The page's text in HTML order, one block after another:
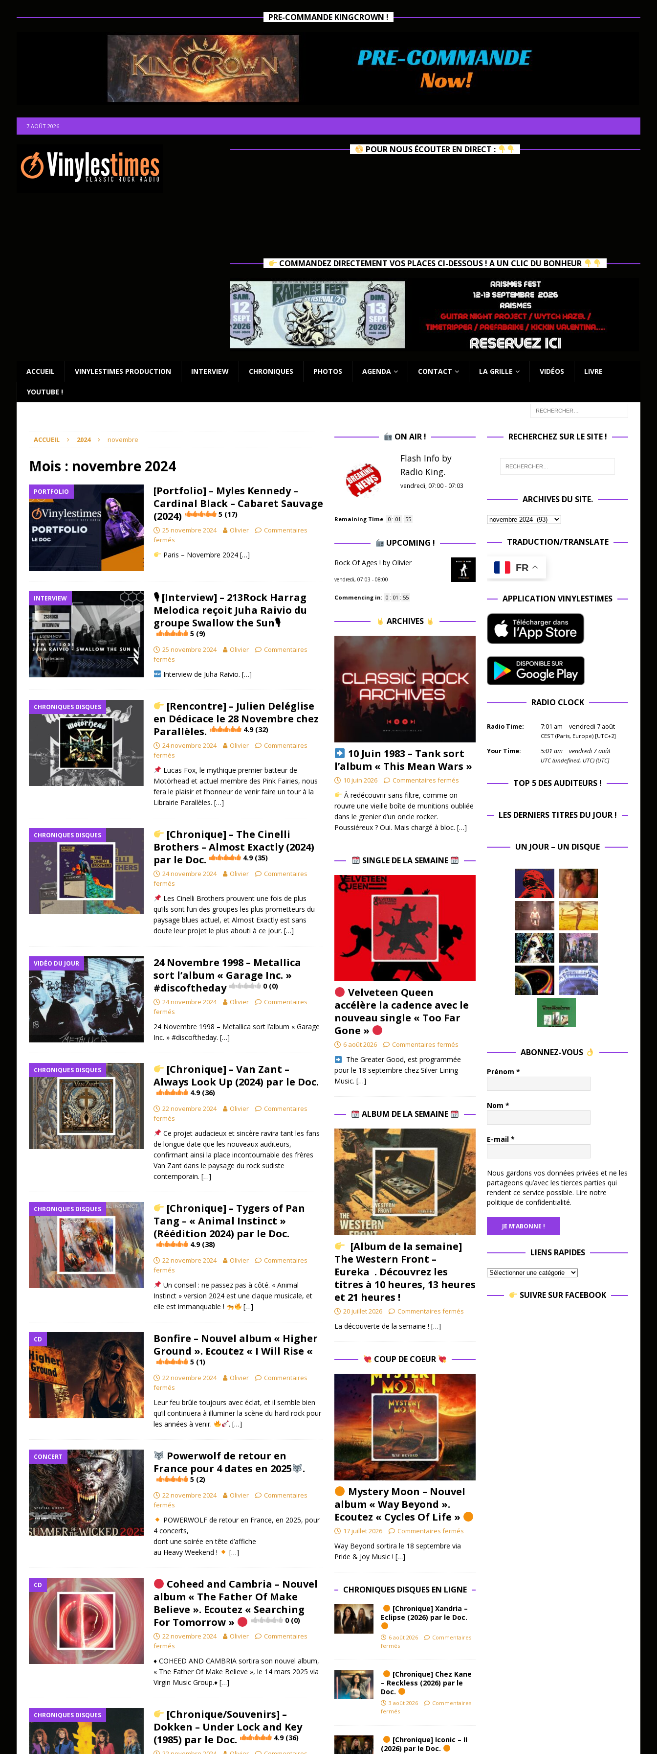
PRE-COMMANDE KINGCROWN !
7 AOÛT 2026
POUR NOUS ÉCOUTER EN DIRECT :
COMMANDEZ DIRECTEMENT VOS PLACES CI-DESSOUS ! A UN CLIC DU BONHEUR
ACCUEIL VINYLESTIMES PRODUCTION INTERVIEW CHRONIQUES PHOTOS AGENDA CONTACT LA GRILLE VIDÉOS LIVRE
YOUTUBE !
ACCUEIL 2024 novembre
Mois : novembre 2024
PORTFOLIO
[Portfolio] – Myles Kennedy –
Cardinal Black – Cabaret Sauvage
(2024)
5 (17)
25 novembre 2024 Olivier
Commentaires
fermés
Paris – Novembre 2024 […]
INTERVIEW
🎙 [Interview] – 213Rock Harrag
Melodica reçoit Juha Raivio du
groupe Swallow the Sun🎙
5 (9)
25 novembre 2024 Olivier
Commentaires
fermés
Interview de Juha Raivio. […]
CHRONIQUES DISQUES
[Rencontre] – Julien Deléglise
en Dédicace le 28 Novembre chez
Parallèles.
4.9 (32)
24 novembre 2024 Olivier
Commentaires
fermés
Lucas Fox, le mythique premier batteur de
Motörhead et actuel membre des Pink Fairies, nous
fera le plaisir et l’honneur de venir faire un tour à la
Librairie Parallèles. […]
CHRONIQUES DISQUES
[Chronique] – The Cinelli
Brothers – Almost Exactly (2024)
par le Doc.
4.9 (35)
24 novembre 2024 Olivier
Commentaires
fermés
Les Cinelli Brothers prouvent une fois de plus
qu’ils sont l’un des groupes les plus prometteurs du
paysage blues actuel, et Almost Exactly est sans
doute leur projet le plus abouti à ce jour. […]
VIDÉO DU JOUR
24 Novembre 1998 – Metallica
sort l’album « Garage Inc. »
#discoftheday
0 (0)
24 novembre 2024 Olivier
Commentaires
fermés
24 Novembre 1998 – Metallica sort l’album « Garage
Inc. » #discoftheday. […]
CHRONIQUES DISQUES
[Chronique] – Van Zant –
Always Look Up (2024) par le Doc.
4.9 (36)
22 novembre 2024 Olivier
Commentaires
fermés
Ce projet audacieux et sincère ravira tant les fans
de longue date que les nouveaux auditeurs,
confirmant ainsi la place incontournable des frères
Van Zant dans le paysage du rock sudiste
contemporain. […]
CHRONIQUES DISQUES
[Chronique] – Tygers of Pan
Tang – « Animal Instinct »
(Réédition 2024) par le Doc.
4.9 (38)
22 novembre 2024 Olivier
Commentaires
fermés
Un conseil : ne passez pas à côté. « Animal
Instinct » version 2024 est une claque musicale, et
elle est immanquable !
[…]
CD
Bonfire – Nouvel album « Higher
Ground ». Ecoutez « I Will Rise «
5 (1)
22 novembre 2024 Olivier
Commentaires
fermés
Leur feu brûle toujours avec éclat, et il semble bien
qu’il continuera à illuminer la scène du hard rock pour
les années à venir.
.[…]
CONCERT
Powerwolf de retour en
France pour 4 dates en 2025
.
5 (2)
22 novembre 2024 Olivier
Commentaires
fermés
POWERWOLF de retour en France, en 2025, pour
4 concerts,
dont une soirée en tête d’affiche
au Heavy Weekend !
[…]
CD
Coheed and Cambria – Nouvel
album « The Father Of Make
Believe ». Ecoutez « Searching
For Tomorrow »
0 (0)
22 novembre 2024 Olivier
Commentaires
fermés
♦️ COHEED AND CAMBRIA sortira son nouvel album,
« The Father Of Make Believe », le 14 mars 2025 via
Virgin Music Group.♦️ […]
CHRONIQUES DISQUES
[Chronique/Souvenirs] –
Dokken – Under Lock and Key
(1985) par le Doc.
4.9 (36)
ON AIR !
Flash Info by
Radio King.
vendredi, 07:00 - 07:03
Remaining Time: 0 : 01 : 54
UPCOMING !
Rock Of Ages ! by Olivier
vendredi, 07:03 - 08:00
Commencing in: 0 : 01 : 54
ARCHIVES
10 Juin 1983 – Tank sort
l’album « This Mean Wars »
10 juin 2026 Commentaires fermés
À redécouvrir sans filtre, comme on
rouvre une vieille boîte de munitions oubliée
dans le grenier d’un oncle rocker.
Poussiéreux ? Oui. Mais chargé à bloc. […]
SINGLE DE LA SEMAINE
Velveteen Queen
accélère la cadence avec le
nouveau single « Too Far
Gone »
6 août 2026 Commentaires fermés
​ The Greater Good, est programmée
pour le 18 septembre chez Silver Lining
Music. […]
ALBUM DE LA SEMAINE
[Album de la semaine]
The Western Front –
Eureka . Découvrez les
titres à 10 heures, 13 heures
et 21 heures !
20 juillet 2026 Commentaires fermés
La découverte de la semaine ! […]
COUP DE COEUR
Mystery Moon – Nouvel
album « Way Beyond ».
Ecoutez « Cycles Of Life »
17 juillet 2026 Commentaires fermés
Way Beyond sortira le 18 septembre via
Pride & Joy Music ! […]
CHRONIQUES DISQUES EN LIGNE
[Chronique] Xandria –
Eclipse (2026) par le Doc.
6 août 2026
Commentaires
fermés
[Chronique] Chez Kane
– Reckless (2026) par le
Doc.
3 août 2026
Commentaires
fermés
[Chronique] Iconic – II
(2026) par le Doc.
RECHERCHEZ SUR LE SITE !
ARCHIVES DU SITE.
TRADUCTION/TRANSLATE
FR
APPLICATION VINYLESTIMES
RADIO CLOCK
Radio Time: 7:01 am vendredi 7 août
CEST (Paris, Europe) [UTC+2]
Your Time: 5:01 am vendredi 7 août
UTC (undefined, UTC) [UTC]
TOP 5 DES AUDITEURS !
LES DERNIERS TITRES DU JOUR !
UN JOUR – UN DISQUE
ABONNEZ-VOUS
Prénom *
Nom *
E-mail *
Nous gardons vos données privées et ne les
partageons qu’avec les tierces parties qui
rendent ce service possible. Lire notre
politique de confidentialité.
LIENS RAPIDES
SUIVRE SUR FACEBOOK